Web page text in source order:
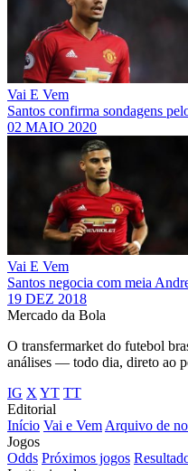
Vai E Vem
Santos confirma sondagens
02 MAIO 2020
Vai E Vem
Santos negocia com meia
19 DEZ 2018
Mercado da Bola
O transfermarket do futebol
análises — todo dia, direto ao
IG X YT TT
Editorial
Início Vai e Vem Arquivo de
Jogos
Odds Próximos jogos